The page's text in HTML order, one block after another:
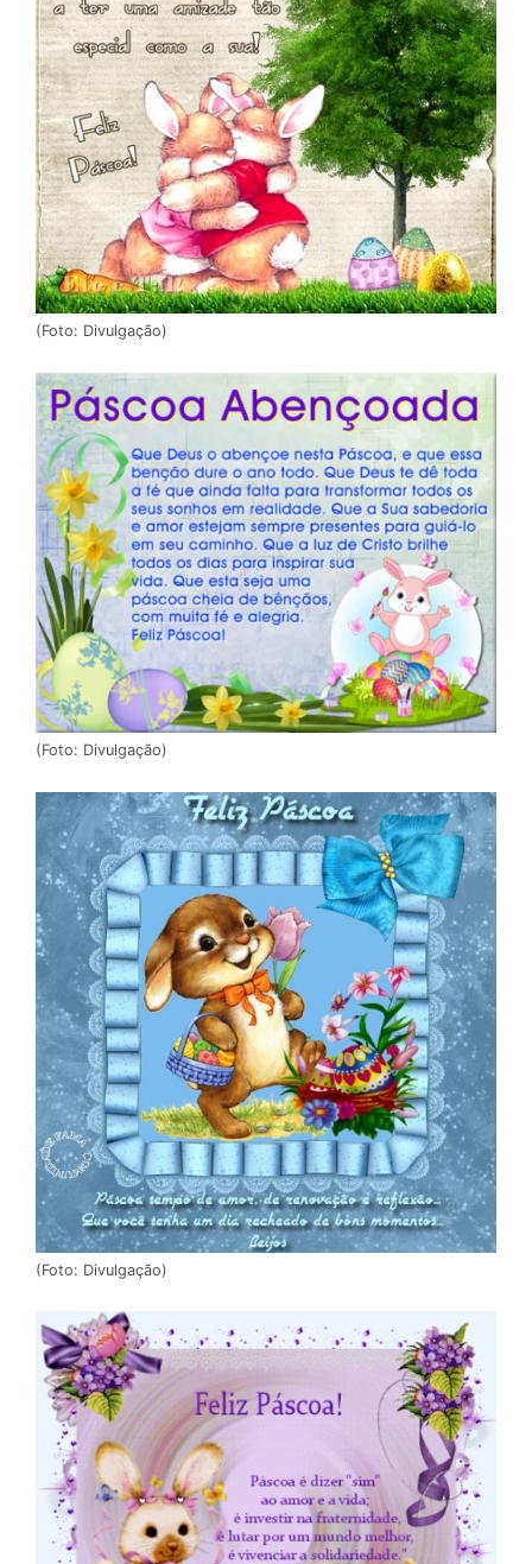
(Foto: Divulgação)
(Foto: Divulgação)
(Foto: Divulgação)